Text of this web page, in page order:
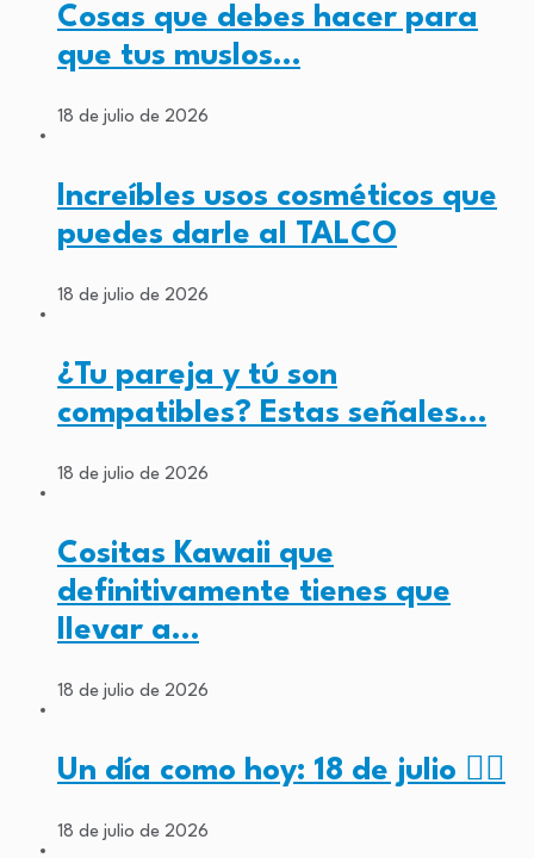
Cosas que debes hacer para
que tus muslos…
18 de julio de 2026
Increíbles usos cosméticos que
puedes darle al TALCO
18 de julio de 2026
¿Tu pareja y tú son
compatibles? Estas señales…
18 de julio de 2026
Cositas Kawaii que
definitivamente tienes que
llevar a…
18 de julio de 2026
Un día como hoy: 18 de julio ✊🏾
18 de julio de 2026